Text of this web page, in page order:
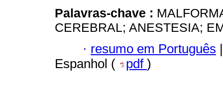
Palavras-chave :
CEREBRAL; ANESTESIA;
· resumo em Português |
Espanhol (
pdf )